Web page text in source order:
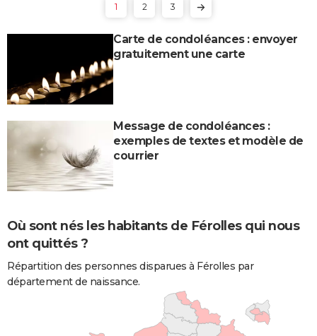
1 2 3
Carte de condoléances : envoyer
gratuitement une carte
Message de condoléances :
exemples de textes et modèle de
courrier
Où sont nés les habitants de Férolles qui nous
ont quittés ?
Répartition des personnes disparues à Férolles par
département de naissance.